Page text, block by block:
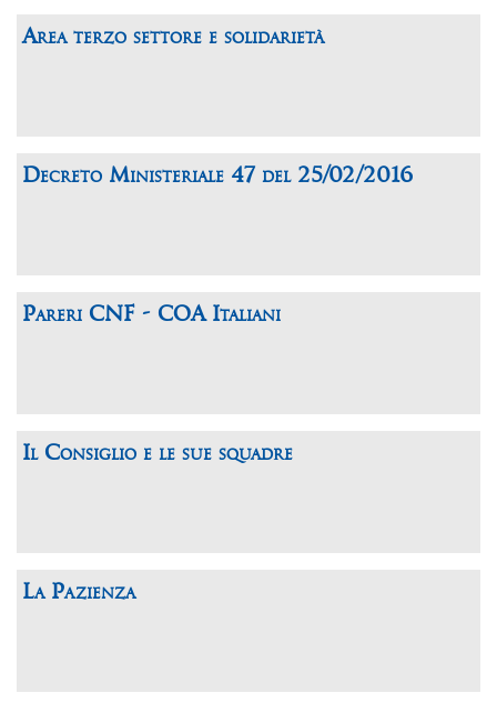
Area terzo settore e solidarietà
Decreto Ministeriale 47 del 25/02/2016
Pareri CNF - COA Italiani
Il Consiglio e le sue squadre
La Pazienza